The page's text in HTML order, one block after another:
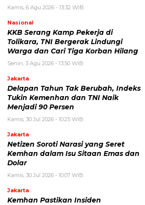
Kamis, 6 Agu 2026 - 13:32 WIB
Nasional
KKB Serang Kamp Pekerja di
Tolikara, TNI Bergerak Lindungi
Warga dan Cari Tiga Korban Hilang
Senin, 3 Agu 2026 - 13:50 WIB
Jakarta
Delapan Tahun Tak Berubah, Indeks
Tukin Kemenhan dan TNI Naik
Menjadi 90 Persen
Kamis, 30 Jul 2026 - 10:25 WIB
Jakarta
Netizen Soroti Narasi yang Seret
Kemhan dalam Isu Sitaan Emas dan
Dolar
Kamis, 30 Jul 2026 - 10:07 WIB
Jakarta
Kemhan Pastikan Insiden